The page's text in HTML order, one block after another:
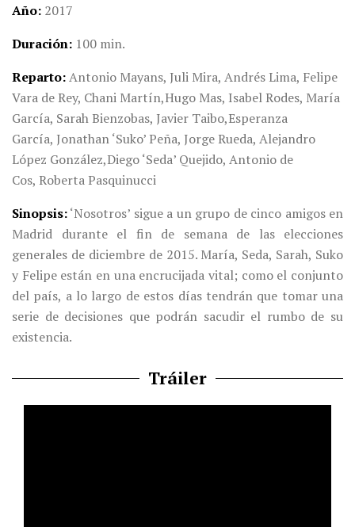
Año 2017
Duración 100 min.
Reparto Antonio Mayans, Juli Mira, Andrés Lima, Felipe
Vara de Rey, Chani Martín,Hugo Mas, Isabel Rodes, María
García, Sarah Bienzobas, Javier Taibo,Esperanza
García, Jonathan ‘Suko’ Peña, Jorge Rueda, Alejandro
López González,Diego ‘Seda’ Quejido, Antonio de
Cos, Roberta Pasquinucci
Sinopsis ‘Nosotros’ sigue a un grupo de cinco amigos en
Madrid durante el fin de semana de las elecciones
generales de diciembre de 2015. María, Seda, Sarah, Suko
y Felipe están en una encrucijada vital; como el conjunto
del país, a lo largo de estos días tendrán que tomar una
serie de decisiones que podrán sacudir el rumbo de su
existencia.
Tráiler